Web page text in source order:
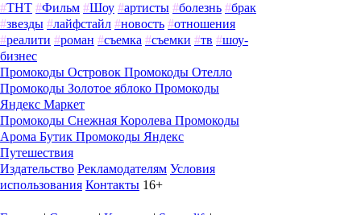
#ТНТ #Фильм #Шоу #артисты #болезнь #брак
#звезды #лайфстайл #новость #отношения
#реалити #роман #съемка #съемки #тв #шоу-
бизнес
Промокоды Островок Промокоды Отелло
Промокоды Золотое яблоко Промокоды
Яндекс Маркет
Промокоды Снежная Королева Промокоды
Арома Бутик Промокоды Яндекс
Путешествия
Издательство Рекламодателям Условия
использования Контакты 16+